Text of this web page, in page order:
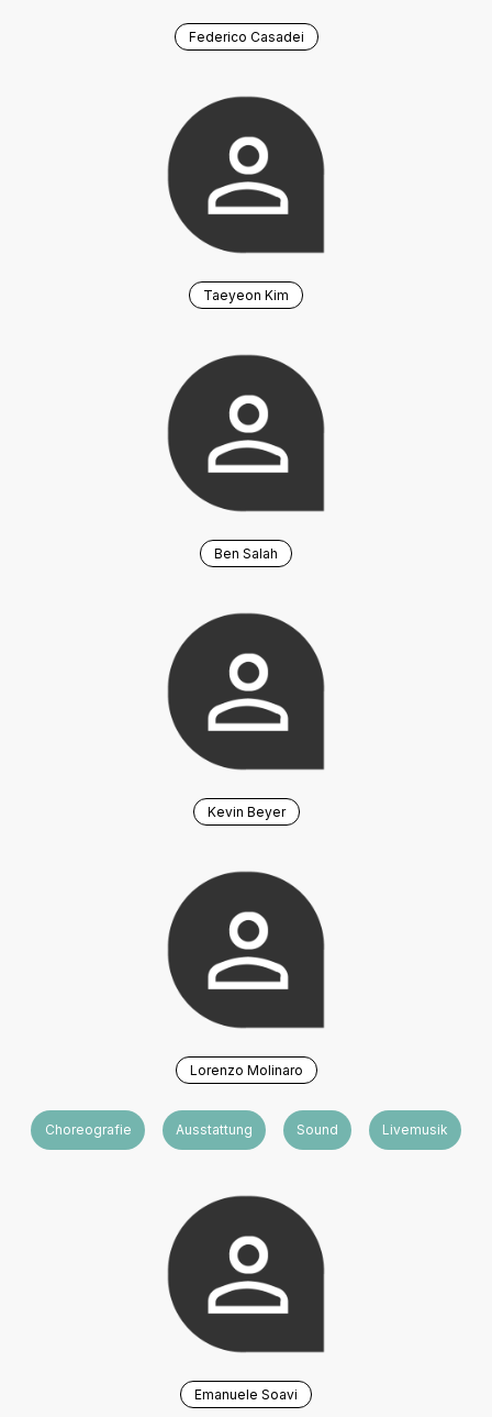
Federico Casadei
Taeyeon Kim
Ben Salah
Kevin Beyer
Lorenzo Molinaro
Choreografie Ausstattung Sound Livemusik
Emanuele Soavi